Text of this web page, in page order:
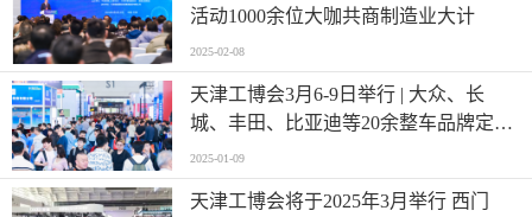
活动1000余位大咖共商制造业大计
2025-02-08
天津工博会3月6-9日举行 | 大众、长
城、丰田、比亚迪等20余整车品牌定向
采购
2025-01-09
天津工博会将于2025年3月举行 西门